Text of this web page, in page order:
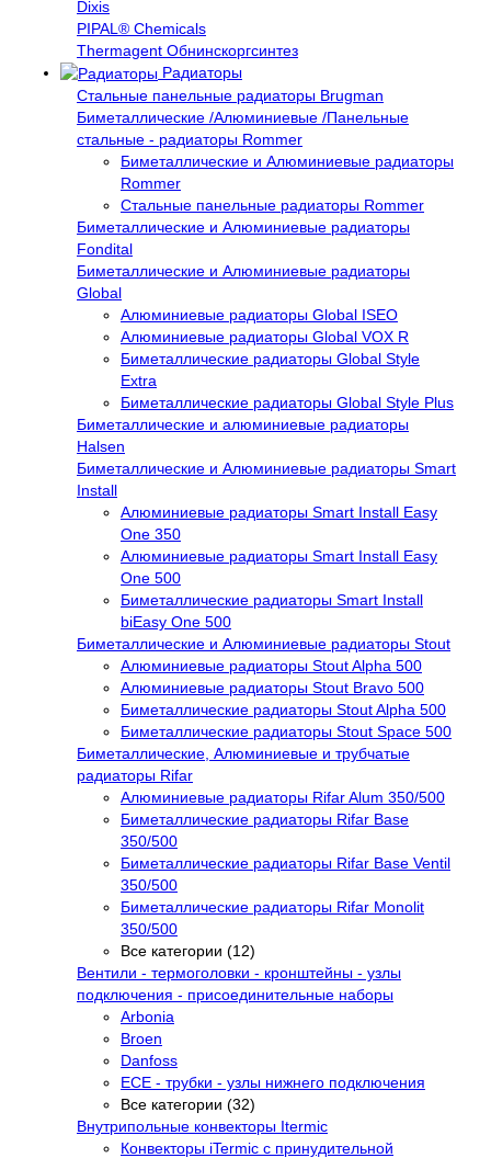
Dixis
PIPAL® Chemicals
Thermagent Обнинскоргсинтез
Радиаторы
Стальные панельные радиаторы Brugman
Биметаллические /Алюминиевые /Панельные
стальные - радиаторы Rommer
Биметаллические и Алюминиевые радиаторы
Rommer
Стальные панельные радиаторы Rommer
Биметаллические и Алюминиевые радиаторы
Fondital
Биметаллические и Алюминиевые радиаторы
Global
Алюминиевые радиаторы Global ISEO
Алюминиевые радиаторы Global VOX R
Биметаллические радиаторы Global Style
Extra
Биметаллические радиаторы Global Style Plus
Биметаллические и алюминиевые радиаторы
Halsen
Биметаллические и Алюминиевые радиаторы Smart
Install
Алюминиевые радиаторы Smart Install Easy
One 350
Алюминиевые радиаторы Smart Install Easy
One 500
Биметаллические радиаторы Smart Install
biEasy One 500
Биметаллические и Алюминиевые радиаторы Stout
Алюминиевые радиаторы Stout Alpha 500
Алюминиевые радиаторы Stout Bravo 500
Биметаллические радиаторы Stout Alpha 500
Биметаллические радиаторы Stout Space 500
Биметаллические, Алюминиевые и трубчатые
радиаторы Rifar
Алюминиевые радиаторы Rifar Alum 350/500
Биметаллические радиаторы Rifar Base
350/500
Биметаллические радиаторы Rifar Base Ventil
350/500
Биметаллические радиаторы Rifar Monolit
350/500
Все категории (12)
Вентили - термоголовки - кронштейны - узлы
подключения - присоединительные наборы
Arbonia
Broen
Danfoss
ECE - трубки - узлы нижнего подключения
Все категории (32)
Внутрипольные конвекторы Itermic
Конвекторы iTermic c принудительной